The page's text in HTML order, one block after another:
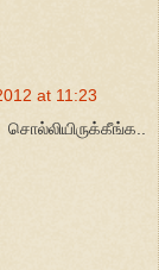
at 11:23